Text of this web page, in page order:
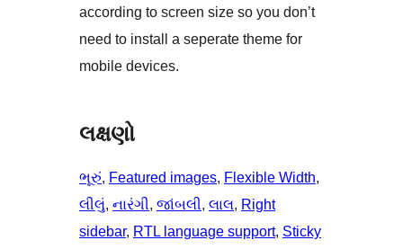
according to screen size so you don’t
need to install a seperate theme for
mobile devices.
લક્ષણો
ભૂરું, Featured images, Flexible Width
લીલું, નારંગી, જાંબલી, લાલ, Right
sidebar, RTL language support, Sticky